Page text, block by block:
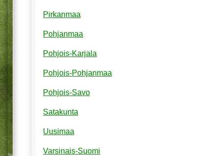
Pirkanmaa
Pohjanmaa
Pohjois-Karjala
Pohjois-Pohjanmaa
Pohjois-Savo
Satakunta
Uusimaa
Varsinais-Suomi